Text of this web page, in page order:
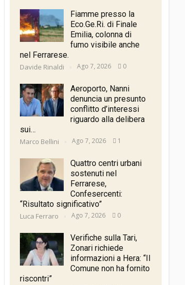
Fiamme presso la
Eco.Ge.Ri. di Finale
Emilia, colonna di
fumo visibile anche
nel Ferrarese.
Davide Rinaldi Ago 7, 2026 0
Aeroporto, Nanni
denuncia un presunto
conflitto d’interessi
riguardo alla delibera
sui…
Marco Bellini Ago 7, 2026 1
Quattro centri urbani
sostenuti nel
Ferrarese,
Confesercenti:
“Risultato significativo”
Luca Ferraro Ago 7, 2026 0
Verifiche sulla Tari,
Zonari richiede
informazioni a Hera: “Il
Comune non ha fornito
riscontri”